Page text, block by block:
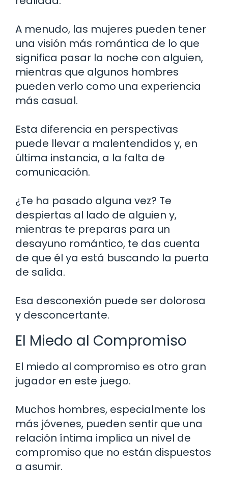
A menudo, las mujeres pueden tener
una visión más romántica de lo que
significa pasar la noche con alguien,
mientras que algunos hombres
pueden verlo como una experiencia
más casual.
Esta diferencia en perspectivas
puede llevar a malentendidos y, en
última instancia, a la falta de
comunicación.
¿Te ha pasado alguna vez? Te
despiertas al lado de alguien y,
mientras te preparas para un
desayuno romántico, te das cuenta
de que él ya está buscando la puerta
de salida.
Esa desconexión puede ser dolorosa
y desconcertante.
El Miedo al Compromiso
El miedo al compromiso es otro gran
jugador en este juego.
Muchos hombres, especialmente los
más jóvenes, pueden sentir que una
relación íntima implica un nivel de
compromiso que no están dispuestos
a asumir.